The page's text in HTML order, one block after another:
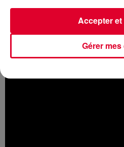
connaître la date de sortie de ce
dévoilé le premier extrait
sonorités très Tropical House
chanteuse Zara Larsson et du
Découvrez le nouveau Kygo -
Gérer
Accepter